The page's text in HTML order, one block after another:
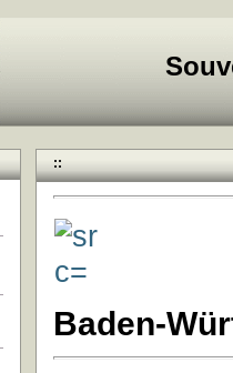
::
Baden-